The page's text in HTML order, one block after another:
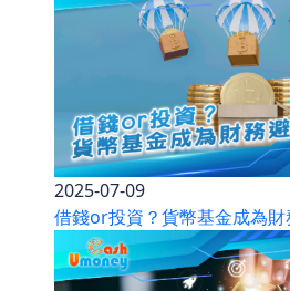
2025-07-09
借錢or投資？貨幣基金成為財